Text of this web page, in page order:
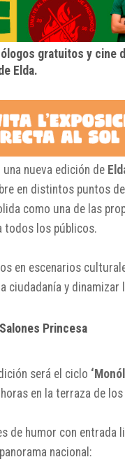
gratuitos y cine
Elda.
nueva edición de
en distintos puntos
como una de las
todos los públicos.
en escenarios
ciudadanía y dinamizar
Princesa
será el ciclo
en la terraza de los
de humor con entrada
nacional: